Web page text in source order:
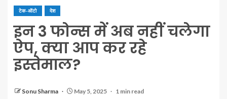
टेक-ऑटो देश
इन 3 फोन्‍स में अब नहीं चलेगा
ऐप, क्‍या आप कर रहे
इस्‍तेमाल?
Sonu Sharma May 5, 2025 1 min read